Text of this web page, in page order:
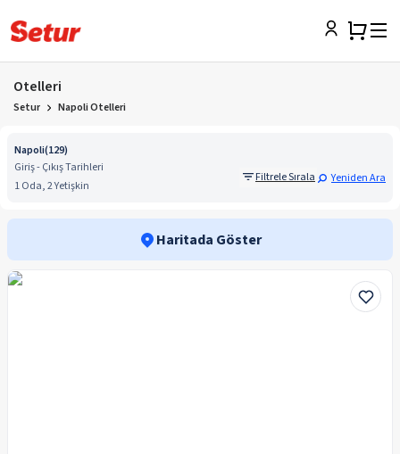
Otelleri
Setur Napoli Otelleri
Napoli(129)
Giriş - Çıkış Tarihleri
1 Oda, 2 Yetişkin
Filtrele Sırala Yeniden Ara
Haritada Göster